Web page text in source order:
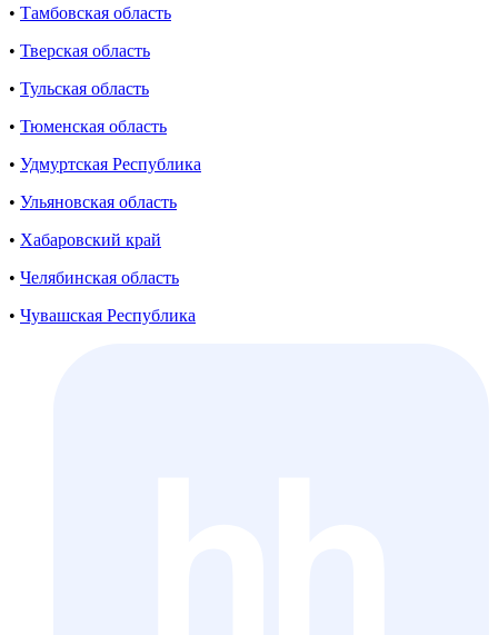
• Тамбовская область
• Тверская область
• Тульская область
• Тюменская область
• Удмуртская Республика
• Ульяновская область
• Хабаровский край
• Челябинская область
• Чувашская Республика